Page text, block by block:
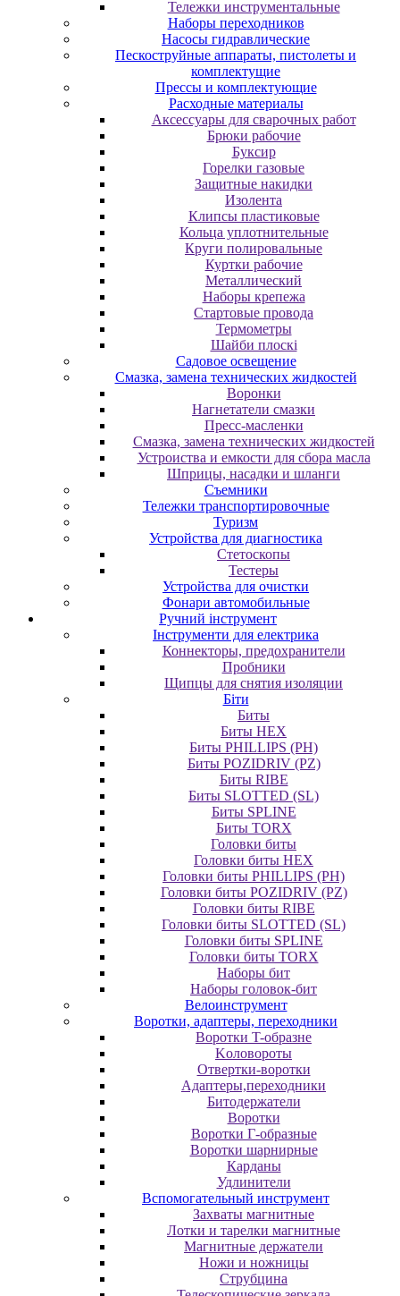
Тележки инструментальные
Наборы переходников
Насосы гидравлические
Пескоструйные аппараты, пистолеты и
комплектущие
Прессы и комплектующие
Расходные материалы
Аксессуары для сварочных работ
Брюки рабочие
Буксир
Горелки газовые
Защитные накидки
Изолента
Клипсы пластиковые
Кольца уплотнительные
Круги полировальные
Куртки рабочие
Металлический
Наборы крепежа
Стартовые провода
Термометры
Шайби плоскі
Садовое освещение
Смазка, замена технических жидкостей
Воронки
Нагнетатели смазки
Пресс-масленки
Смазка, замена технических жидкостей
Устроиства и емкости для сбора масла
Шприцы, насадки и шланги
Съемники
Тележки транспортировочные
Туризм
Устройства для диагностика
Стетоскопы
Тестеры
Устройства для очистки
Фонари автомобильные
Ручний інструмент
Інструменти для електрика
Коннекторы, предохранители
Пробники
Щипцы для снятия изоляции
Біти
Биты
Биты HEX
Биты PHILLIPS (PH)
Биты POZIDRIV (PZ)
Биты RIBE
Биты SLOTTED (SL)
Биты SPLINE
Биты TORX
Головки биты
Головки биты HEX
Головки биты PHILLIPS (PH)
Головки биты POZIDRIV (PZ)
Головки биты RIBE
Головки биты SLOTTED (SL)
Головки биты SPLINE
Головки биты TORX
Наборы бит
Наборы головок-бит
Велоинструмент
Воротки, адаптеры, переходники
Bopoтки T-oбpaзне
Koлoвopoты
Oтвepтки-вopoтки
Адаптеры,переходники
Битодержатели
Воротки
Воротки Г-образные
Воротки шарнирные
Карданы
Удлинители
Вспомогательный инструмент
Захваты магнитные
Лотки и тарелки магнитные
Магнитные держатели
Ножи и ножницы
Струбцина